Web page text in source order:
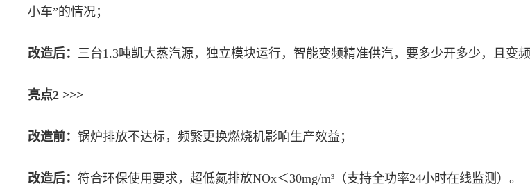
小车”的情况；
改造后： 三台1.3吨凯大蒸汽源，独立模块运行，智能变频精准供汽，要多少开多少，且变
亮点2 >>>
改造前：锅炉排放不达标，频繁更换燃烧机影响生产效益；
改造后：符合环保使用要求，超低氮排放NOx＜30mg/m³（支持全功率24小时在线监测）。